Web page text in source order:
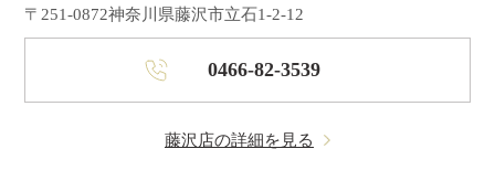
〒251-0872神奈川県藤沢市立石1-2-12
0466-82-3539
藤沢店の詳細を見る